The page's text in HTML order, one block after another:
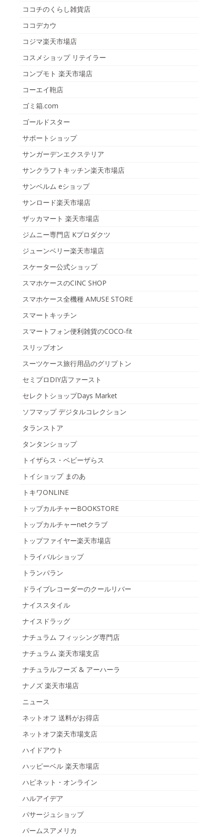
ココチのくらし雑貨店
ココデカウ
コジマ楽天市場店
コスメショップ リテイラー
コンプモト 楽天市場店
コーエイ鞄店
ゴミ箱.com
ゴールドスター
サポートショップ
サンガーデンエクステリア
サンクラフトキッチン楽天市場店
サンベルム eショップ
サンロード楽天市場店
ザッカマート 楽天市場店
ジムニー専門店 Kプロダクツ
ジューンベリー楽天市場店
スケーター公式ショップ
スマホケースのCINC SHOP
スマホケース全機種 AMUSE STORE
スマートキッチン
スマートフォン便利雑貨のCOCO-fit
スリップオン
スーツケース旅行用品のグリプトン
セミプロDIY店ファースト
セレクトショップDays Market
ソフマップ デジタルコレクション
タランストア
タンタンショップ
トイザらス・ベビーザらス
トイショップ まのあ
トキワONLINE
トップカルチャーBOOKSTORE
トップカルチャーnetクラブ
トップファイヤー楽天市場店
トライバルショップ
トランパラン
ドライブレコーダーのクールリバー
ナイススタイル
ナイスドラッグ
ナチュラム フィッシング専門店
ナチュラム 楽天市場支店
ナチュラルフーズ & アーハーラ
ナノズ 楽天市場店
ニュース
ネットオフ 送料がお得店
ネットオフ楽天市場支店
ハイドアウト
ハッピーベル 楽天市場店
ハピネット・オンライン
ハルアイデア
パサージュショップ
パームスアメリカ